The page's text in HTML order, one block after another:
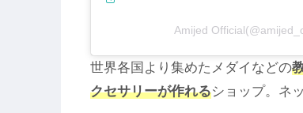
Amijed
世界各国より集めたメダイなどの
クセサリーが作れるショップ。ネ